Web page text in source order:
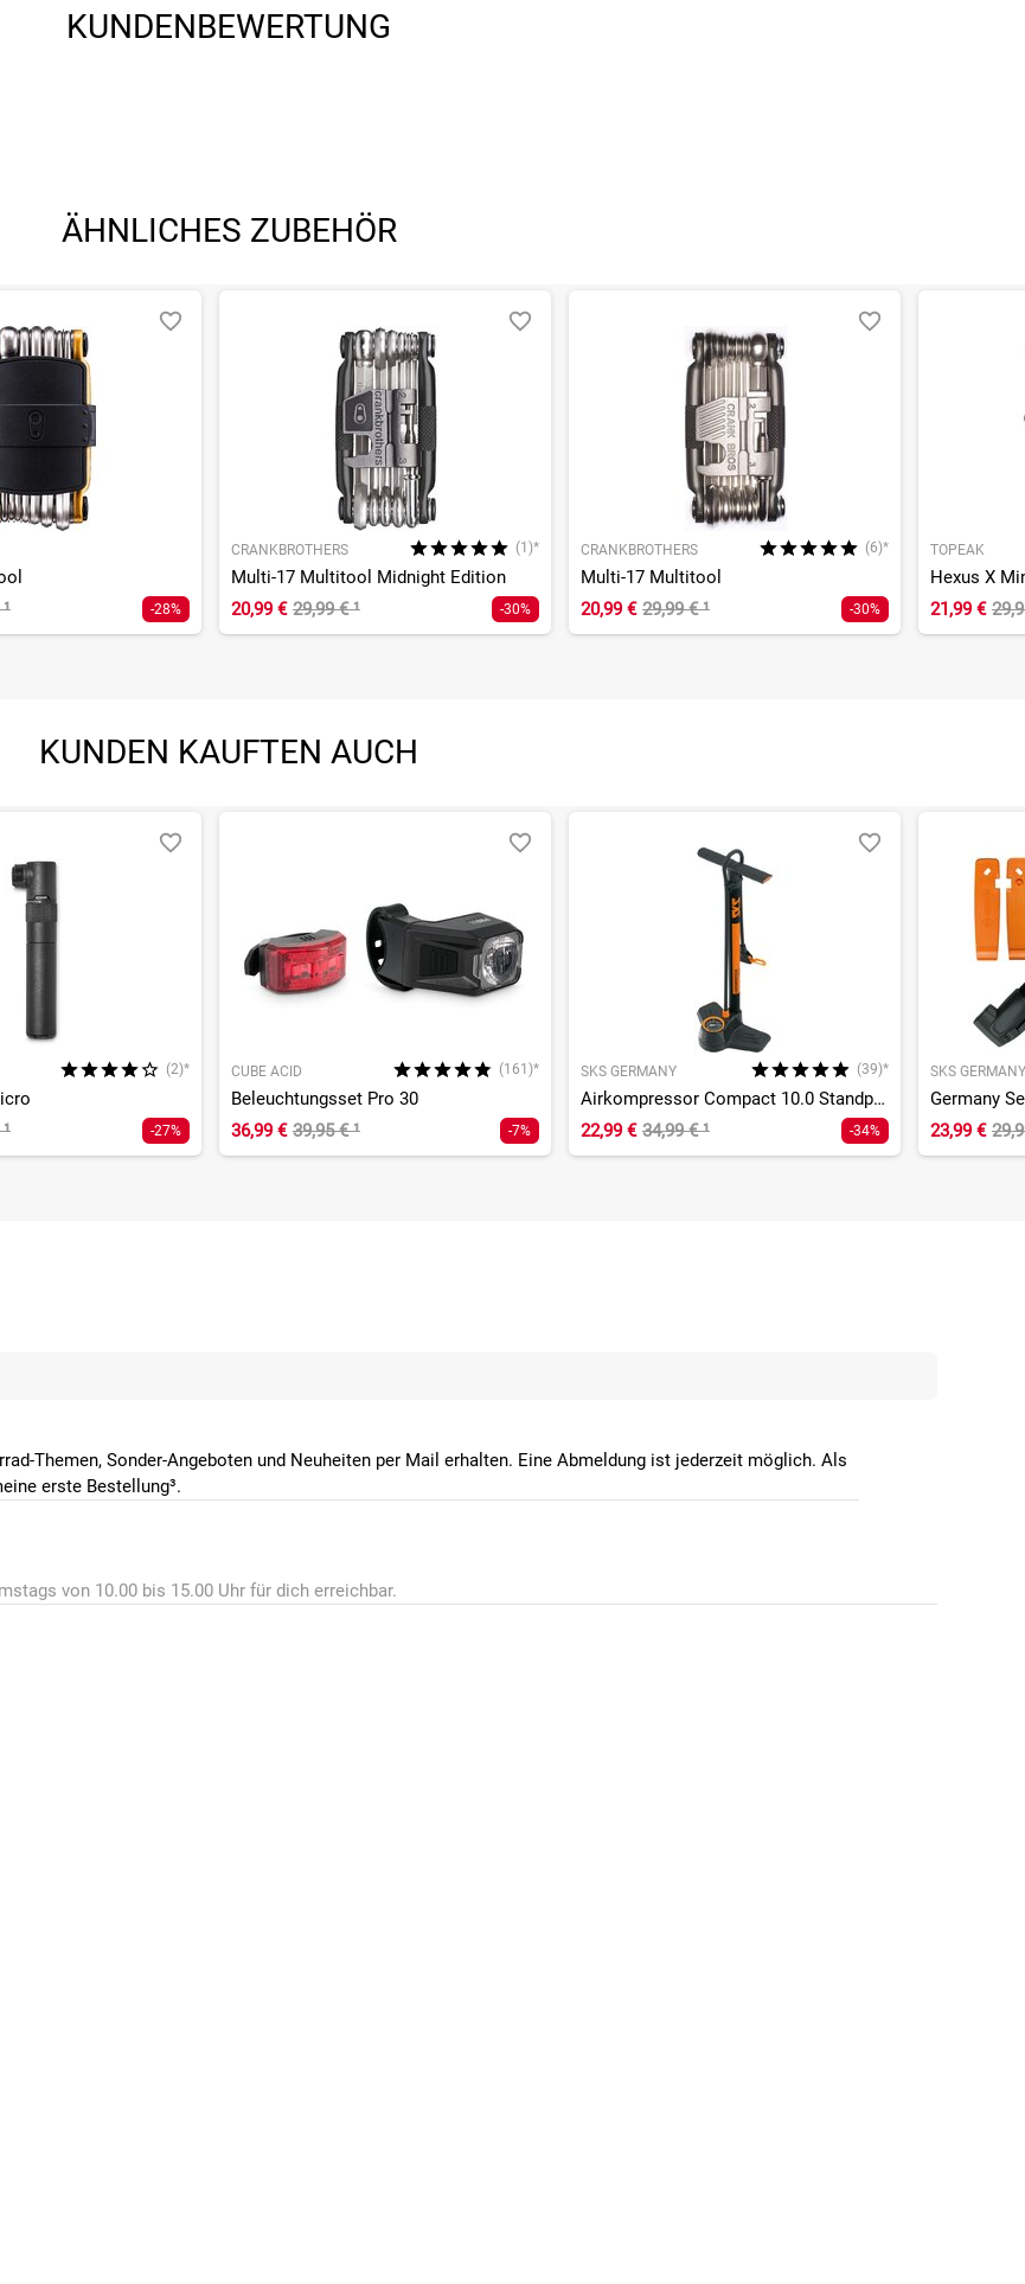
KUNDENBEWERTUNG
ÄHNLICHES ZUBEHÖR
¹ -28%
CRANKBROTHERS (1)*
Multi-17 Multitool Midnight Edition
20,99 € 29,99 €¹ -30%
CRANKBROTHERS (6)*
Multi-17 Multitool
20,99 € 29,99 €¹ -30%
TOPEAK
Hexus X
21,99 €
KUNDEN KAUFTEN AUCH
(2)*
¹ -27%
CUBE ACID (161)*
Beleuchtungsset Pro 30
36,99 € 39,95 €¹ -7%
SKS GERMANY (39)*
Airkompressor Compact 10.0 Standpumpe
22,99 € 34,99 €¹ -34%
SKS GERMANY
23,99 €
Themen, Sonder-Angeboten und Neuheiten per Mail erhalten. Eine Abmeldung ist jederzeit möglich. Als
erste Bestellung³.
von 10.00 bis 15.00 Uhr für dich erreichbar.